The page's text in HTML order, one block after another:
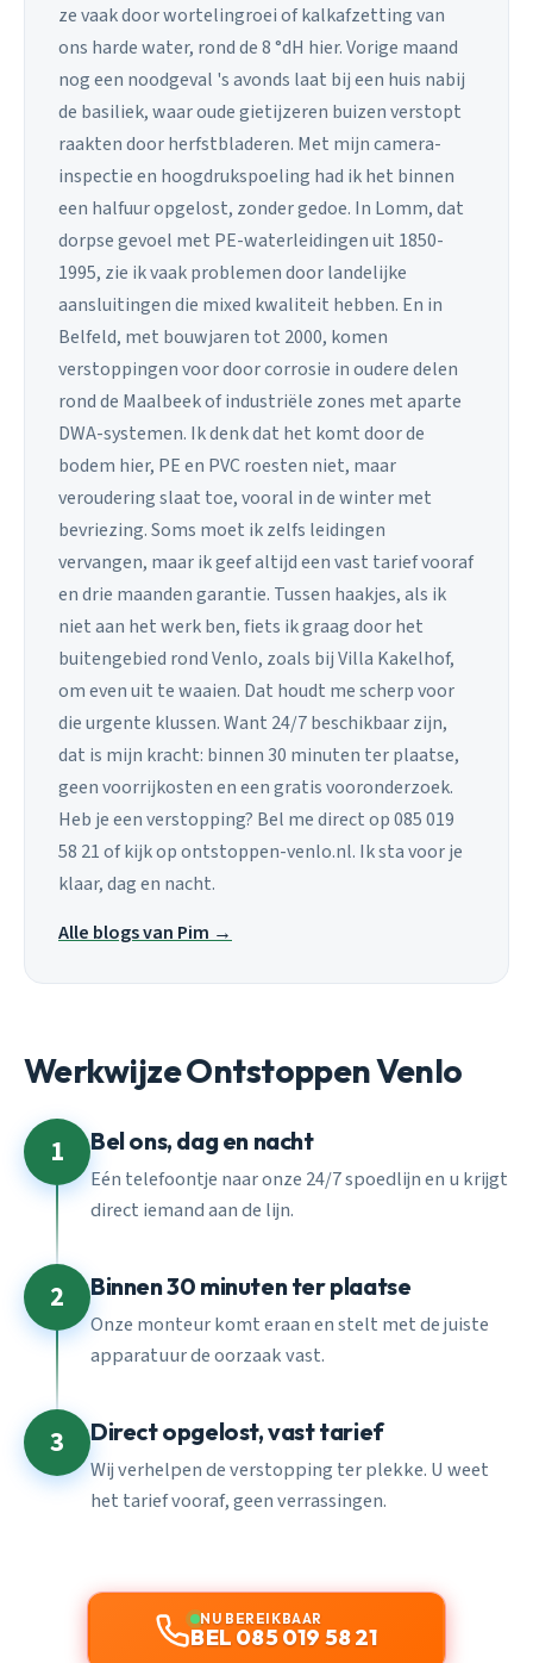
ze vaak door wortelingroei of kalkafzetting van
ons harde water, rond de 8 °dH hier. Vorige maand
nog een noodgeval 's avonds laat bij een huis nabij
de basiliek, waar oude gietijzeren buizen verstopt
raakten door herfstbladeren. Met mijn camera-
inspectie en hoogdrukspoeling had ik het binnen
een halfuur opgelost, zonder gedoe. In Lomm, dat
dorpse gevoel met PE-waterleidingen uit 1850-
1995, zie ik vaak problemen door landelijke
aansluitingen die mixed kwaliteit hebben. En in
Belfeld, met bouwjaren tot 2000, komen
verstoppingen voor door corrosie in oudere delen
rond de Maalbeek of industriële zones met aparte
DWA-systemen. Ik denk dat het komt door de
bodem hier, PE en PVC roesten niet, maar
veroudering slaat toe, vooral in de winter met
bevriezing. Soms moet ik zelfs leidingen
vervangen, maar ik geef altijd een vast tarief vooraf
en drie maanden garantie. Tussen haakjes, als ik
niet aan het werk ben, fiets ik graag door het
buitengebied rond Venlo, zoals bij Villa Kakelhof,
om even uit te waaien. Dat houdt me scherp voor
die urgente klussen. Want 24/7 beschikbaar zijn,
dat is mijn kracht: binnen 30 minuten ter plaatse,
geen voorrijkosten en een gratis vooronderzoek.
Heb je een verstopping? Bel me direct op 085 019
58 21 of kijk op ontstoppen-venlo.nl. Ik sta voor je
klaar, dag en nacht.
Alle blogs van Pim →
Werkwijze Ontstoppen Venlo
1 Bel ons, dag en nacht
Eén telefoontje naar onze 24/7 spoedlijn en u krijgt
direct iemand aan de lijn.
2 Binnen 30 minuten ter plaatse
Onze monteur komt eraan en stelt met de juiste
apparatuur de oorzaak vast.
3 Direct opgelost, vast tarief
Wij verhelpen de verstopping ter plekke. U weet
het tarief vooraf, geen verrassingen.
NU BEREIKBAAR
BEL 085 019 58 21